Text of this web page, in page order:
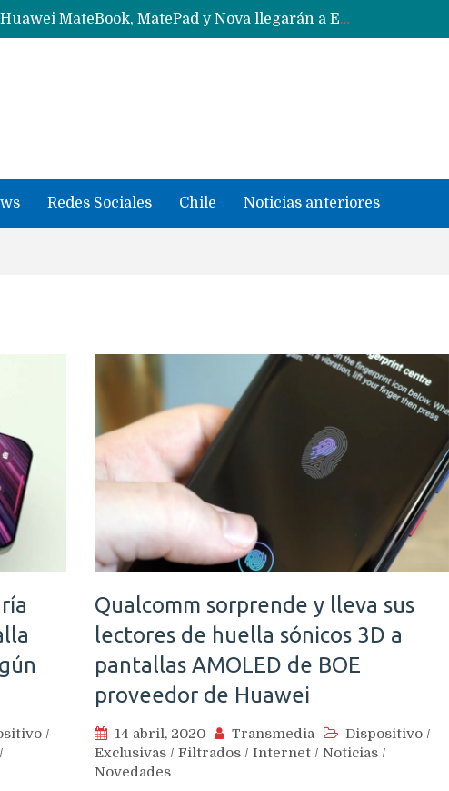
Data Centers de Huawei en Chile, México, Brasil,Perú y Argentina podrían verse afectados por arremetida de EE.UU
Redes Sociales Chile Noticias anteriores
/
/
Qualcomm sorprende y lleva sus
lectores de huella sónicos 3D a
pantallas AMOLED de BOE
proveedor de Huawei
14 abril, 2020 Transmedia Dispositivo /
Exclusivas / Filtrados / Internet / Noticias /
Novedades